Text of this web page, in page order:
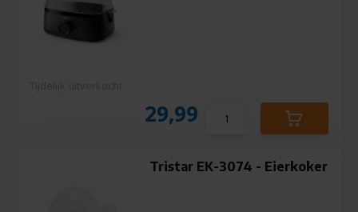
29,99
Tristar EK-3074 - Eierkoker